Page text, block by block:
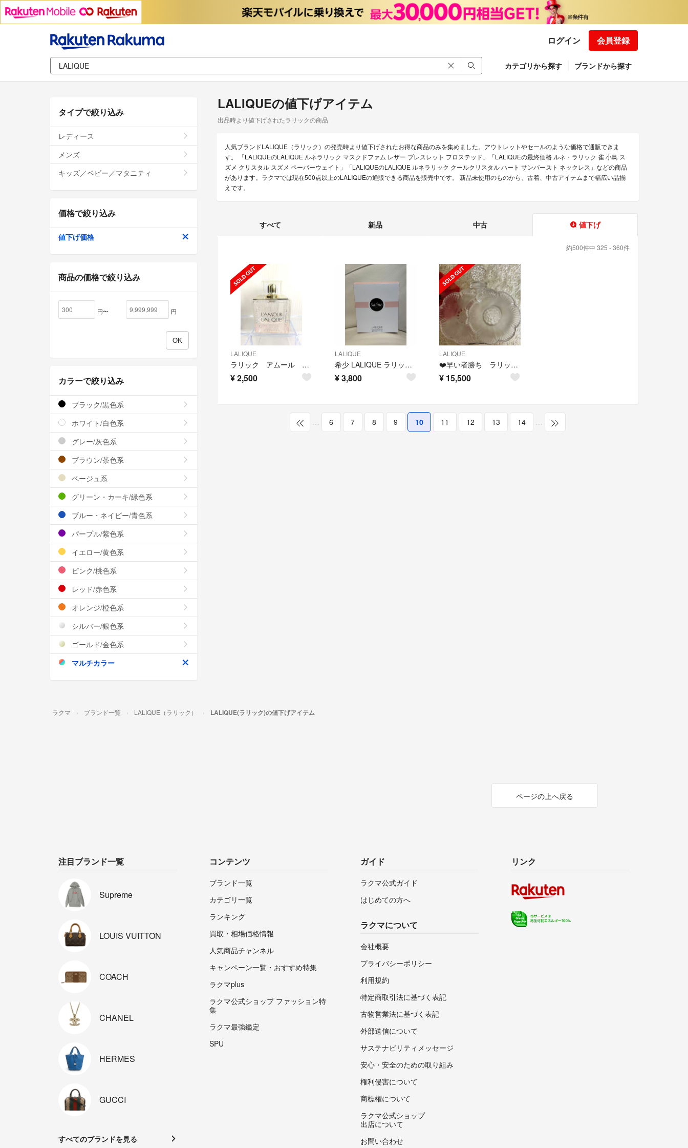
ログイン 会員登録
カテゴリから探す ブランドから探す
LALIQUEの値下げアイテム
出品時より値下げされたラリックの商品
人気ブランドLALIQUE（ラリック）の発売時より値下げされたお得な商品のみを集めました。アウトレットやセールのような価格で通販できま
す。 「LALIQUEのLALIQUE ルネラリック マスクドファム レザー ブレスレット フロステッド」「LALIQUEの最終価格 ルネ・ラリック 雀 小鳥 ス
ズメ クリスタル スズメ ペーパーウェイト」「LALIQUEのLALIQUE ルネラリック クールクリスタル ハート サンバースト ネックレス」などの商品
があります。ラクマでは現在500点以上のLALIQUEの通販できる商品を販売中です。 新品未使用のものから、古着、中古アイテムまで幅広い品揃
えです。
すべて 新品 中古 値下げ
約500件中 325 - 360件
LALIQUE
ラリック アムール オードパルファム 100ml
¥2,500
LALIQUE
希少 LALIQUE ラリック サティーヌ オードパルファム 香水 100ml
¥3,800
LALIQUE
❤️早い者勝ち ラリック 希少 ドゥ・フルール 香水瓶 新品
¥ 15,500
… 6 7 8 9 10 11 12 13 14 …
タイプで絞り込み
レディース
メンズ
キッズ／ベビー／マタニティ
価格で絞り込み
値下げ価格
商品の価格で絞り込み
円〜 円
カラーで絞り込み
ブラック/黒色系
ホワイト/白色系
グレー/灰色系
ブラウン/茶色系
ベージュ系
グリーン・カーキ/緑色系
ブルー・ネイビー/青色系
パープル/紫色系
イエロー/黄色系
ピンク/桃色系
レッド/赤色系
オレンジ/橙色系
シルバー/銀色系
ゴールド/金色系
マルチカラー
ラクマ ブランド一覧 LALIQUE（ラリック） LALIQUE(ラリック)の値下げアイテム
ページの上へ戻る
注目ブランド一覧
Supreme
LOUIS VUITTON
COACH
CHANEL
HERMES
GUCCI
すべてのブランドを見る
コンテンツ
ブランド一覧
カテゴリ一覧
ランキング
買取・相場価格情報
人気商品チャンネル
キャンペーン一覧・おすすめ特集
ラクマplus
ラクマ公式ショップ ファッション特
集
ラクマ最強鑑定
SPU
ガイド
ラクマ公式ガイド
はじめての方へ
ラクマについて
会社概要
プライバシーポリシー
利用規約
特定商取引法に基づく表記
古物営業法に基づく表記
外部送信について
サステナビリティメッセージ
安心・安全のための取り組み
権利侵害について
商標権について
ラクマ公式ショップ
出店について
お問い合わせ
リンク